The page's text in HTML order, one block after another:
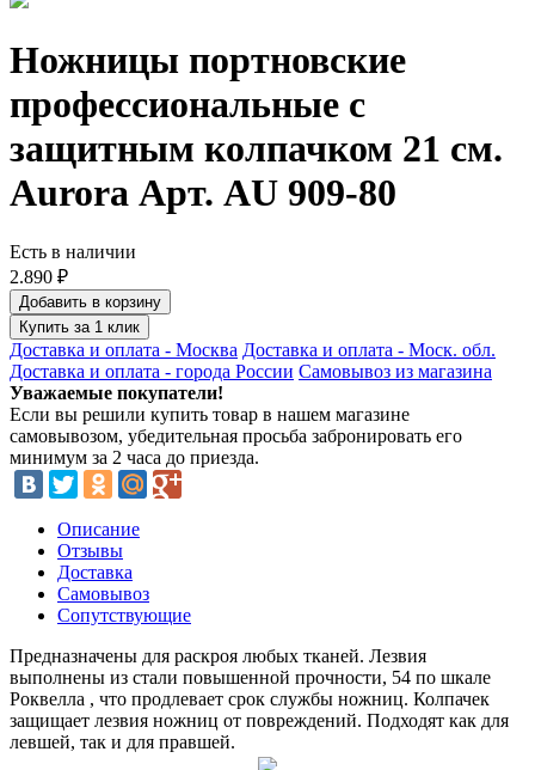
Ножницы портновские
профессиональные с
защитным колпачком 21 см.
Aurora Арт. AU 909-80
Есть в наличии
2.890 ₽
Добавить в корзину
Купить за 1 клик
Доставка и оплата - Москва Доставка и оплата - Моск. обл.
Доставка и оплата - города России Самовывоз из магазина
Уважаемые покупатели!
Если вы решили купить товар в нашем магазине
самовывозом, убедительная просьба забронировать его
минимум за 2 часа до приезда.
Описание
Отзывы
Доставка
Самовывоз
Сопутствующие
Предназначены для раскроя любых тканей. Лезвия
выполнены из стали повышенной прочности, 54 по шкале
Роквелла , что продлевает срок службы ножниц. Колпачек
защищает лезвия ножниц от повреждений. Подходят как для
левшей, так и для правшей.